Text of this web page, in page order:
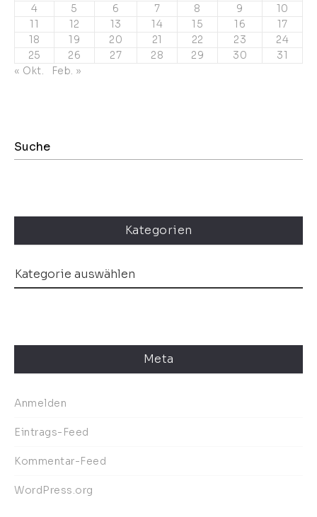
4
5 6 7 8 9
10
11
12 13 14 15 16
17
18
19 20 21 22 23
24
25
26 27 28 29 30
31
« Okt.
Feb. »
Kategorien
Meta
Anmelden
Eintrags-Feed
Kommentar-Feed
WordPress.org